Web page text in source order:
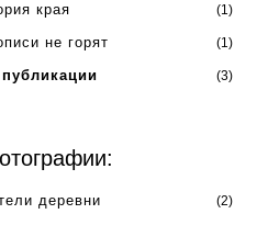
края (1)
не горят (1)
публикации (3)
деревни (2)